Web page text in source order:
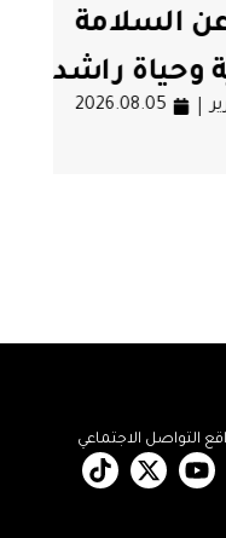
السلامة
راشد
2026.08.05
التواصل الاجتماعي